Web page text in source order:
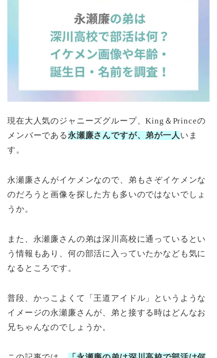
現在大人気のジャニーズグループ、King＆Princeの
メンバーである永瀬廉さんですが、弟が一人いま
す。
永瀬廉さんがイケメンなので、弟もさぞイケメンな
のだろうと画像を探した方も多いのではないでしょ
うか。
また、永瀬廉さんの弟は深川高校に通っているとい
う情報もあり、何の部活に入っていたかなども気に
なるところです。
普段、かっこよくて「王道アイドル」というような
イメージの永瀬廉さんが、弟と接する時はどんなお
兄ちゃんなのでしょうか。